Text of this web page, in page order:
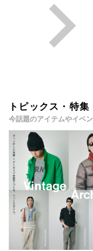
トピックス・特集
今話題のアイテムやイベ